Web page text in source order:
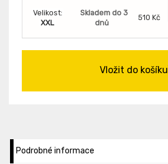
Velikost:
XXL
Skladem do 3
dnů
510 Kč
Vložit do košíku
Podrobné informace